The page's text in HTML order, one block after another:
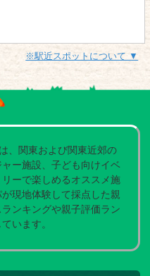
※駅近スポットについて ▼
、関東および関東近郊の
ー施設、子ども向けイベ
ーで楽しめるオススメ施
現地体験して採点した親
ンキングや親子評価ラン
います。